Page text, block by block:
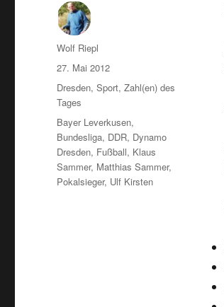
Autor
Wolf Riepl
Veröffentlicht
am
27. Mai 2012
Kategorien
Dresden,Sport,Zahl(en) des
Tages
Schlagwörter
Bayer Leverkusen,
Bundesliga, DDR, Dynamo
Dresden, Fußball, Klaus
Sammer, Matthias Sammer,
Pokalsieger, Ulf Kirsten